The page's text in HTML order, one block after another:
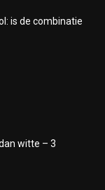
is de combinatie
witte – 3